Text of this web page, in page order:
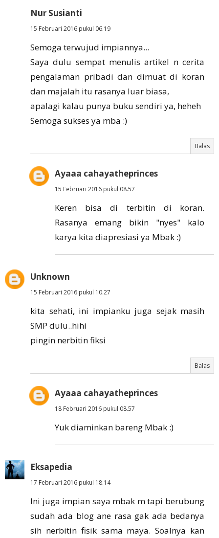
Nur Susianti
15 Februari 2016 pukul 06.19
Semoga terwujud impiannya...
Saya dulu sempat menulis artikel n cerita
pengalaman pribadi dan dimuat di koran
dan majalah itu rasanya luar biasa,
apalagi kalau punya buku sendiri ya, heheh
Semoga sukses ya mba :)
Balas
Ayaaa cahayatheprinces
15 Februari 2016 pukul 08.57
Keren bisa di terbitin di koran.
Rasanya emang bikin "nyes" kalo
karya kita diapresiasi ya Mbak :)
Unknown
15 Februari 2016 pukul 10.27
kita sehati, ini impianku juga sejak masih
SMP dulu..hihi
pingin nerbitin fiksi
Balas
Ayaaa cahayatheprinces
18 Februari 2016 pukul 08.57
Yuk diaminkan bareng Mbak :)
Eksapedia
17 Februari 2016 pukul 18.14
Ini juga impian saya mbak m tapi berubung
sudah ada blog ane rasa gak ada bedanya
sih nerbitin fisik sama maya. Soalnya kan